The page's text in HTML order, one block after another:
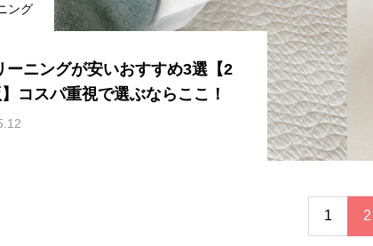
ング
ーニングが安いおすすめ3選【2
コスパ重視で選ぶならここ！
1 2